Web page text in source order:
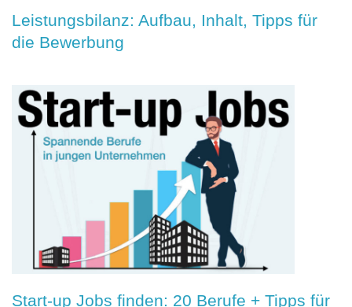
Leistungsbilanz: Aufbau, Inhalt, Tipps für
die Bewerbung
Start-up Jobs finden: 20 Berufe + Tipps für